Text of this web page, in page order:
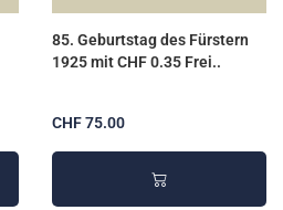
85. Geburtstag des Fürstern
1925 mit CHF 0.35 Frei..
CHF 75.00